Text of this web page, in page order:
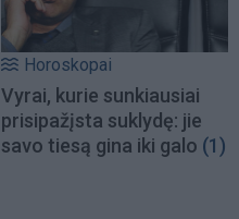
Horoskopai
Vyrai, kurie sunkiausiai
prisipažįsta suklydę: jie
savo tiesą gina iki galo (1)